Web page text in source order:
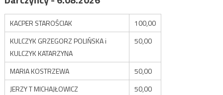
KACPER STAROŚCIAK
100,00
KULCZYK GRZEGORZ POLIŃSKA i
KULCZYK KATARZYNA
50,00
MARIA KOSTRZEWA
50,00
JERZY T MICHAJŁOWICZ
50,00